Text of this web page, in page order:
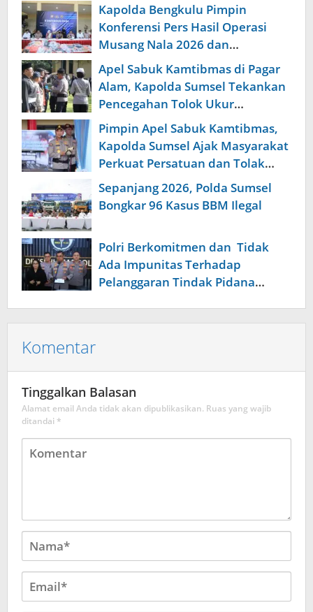
Kapolda Bengkulu Pimpin
Konferensi Pers Hasil Operasi
Musang Nala 2026 dan
Pengungkapan Investasi Bodong
Apel Sabuk Kamtibmas di Pagar
Alam, Kapolda Sumsel Tekankan
Pencegahan Tolok Ukur
Keberhasilan Tugas
Pimpin Apel Sabuk Kamtibmas,
Kapolda Sumsel Ajak Masyarakat
Perkuat Persatuan dan Tolak
Provokasi Pemecah Belah
Sepanjang 2026, Polda Sumsel
Bongkar 96 Kasus BBM Ilegal
Polri Berkomitmen dan Tidak
Ada Impunitas Terhadap
Pelanggaran Tindak Pidana
Komentar
Tinggalkan Balasan
Alamat email Anda tidak akan dipublikasikan. Ruas yang wajib
ditandai *